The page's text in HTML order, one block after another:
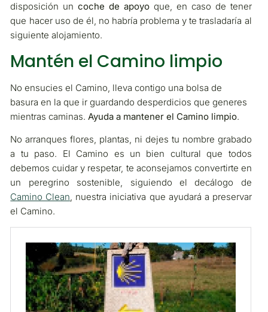
disposición un coche de apoyo que, en caso de tener
que hacer uso de él, no habría problema y te trasladaría al
siguiente alojamiento.
Mantén el Camino limpio
No ensucies el Camino, lleva contigo una bolsa de
basura en la que ir guardando desperdicios que generes
mientras caminas. Ayuda a mantener el Camino limpio.
No arranques flores, plantas, ni dejes tu nombre grabado
a tu paso. El Camino es un bien cultural que todos
debemos cuidar y respetar, te aconsejamos convertirte en
un peregrino sostenible, siguiendo el decálogo de
Camino Clean, nuestra iniciativa que ayudará a preservar
el Camino.